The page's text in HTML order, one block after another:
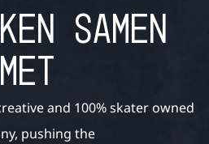
SAMEN
MET
and 100% skater owned
pushing the